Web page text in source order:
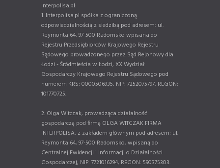
Interpolisa.pl:
1. Interpolisa.pl spółka z ograniczoną
odpowiedzialnością z siedzibą pod adresem: ul.
Reymonta 64, 97-500 Radomsko wpisana do
Rejestru Przedsiębiorców Krajowego Rejestru
Sądowego prowadzonego przez Sąd Rejonowy dla
Łodzi - Śródmieścia w Łodzi, XX Wydział
Gospodarczy Krajowego Rejestru Sądowego pod
numerem KRS: 0000506935, NIP: 7252075797, REGON:
101770725.
2. Olga Witczak, prowadząca działalność
gospodarczą pod firmą OLGA WITCZAK FIRMA
INTERPOLISA, z zakładem głównym pod adresem: ul.
Reymonta 64, 97-500 Radomsko, wpisaną do
Centralnej Ewidencji i Informacji o Działalności
Gospodarczej, NIP: 7721016294, REGON: 590375303.